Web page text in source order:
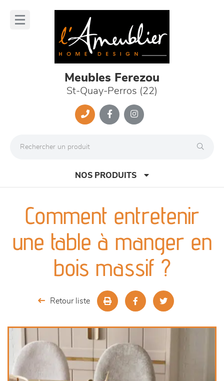
Meubles Ferezou
St-Quay-Perros (22)
NOS PRODUITS
canapés et fauteuils
séjours
chambres et dressing
literie
décoration
Comment entretenir
une table à manger en
bois massif ?
Retour liste